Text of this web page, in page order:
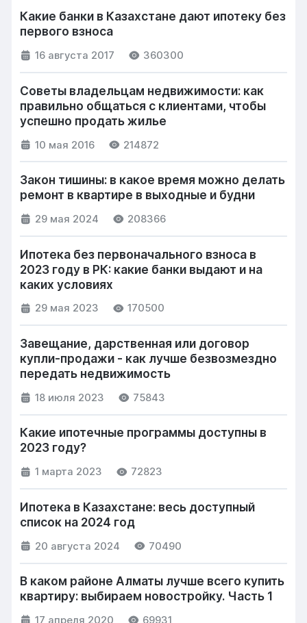
Какие банки в Казахстане дают ипотеку без
первого взноса
16 августа 2017 360300
Советы владельцам недвижимости: как
правильно общаться с клиентами, чтобы
успешно продать жилье
10 мая 2016 214872
Закон тишины: в какое время можно делать
ремонт в квартире в выходные и будни
29 мая 2024 208366
Ипотека без первоначального взноса в
2023 году в РК: какие банки выдают и на
каких условиях
29 мая 2023 170500
Завещание, дарственная или договор
купли-продажи - как лучше безвозмездно
передать недвижимость
18 июля 2023 75843
Какие ипотечные программы доступны в
2023 году?
1 марта 2023 72823
Ипотека в Казахстане: весь доступный
список на 2024 год
20 августа 2024 70490
В каком районе Алматы лучше всего купить
квартиру: выбираем новостройку. Часть 1
17 апреля 2020 69931